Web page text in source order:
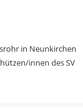
in Neunkirchen
innen des SV